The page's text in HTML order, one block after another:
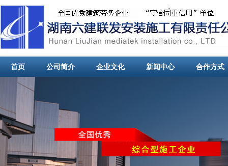
首页 公司简介 企业文化 新闻中心 合作方式